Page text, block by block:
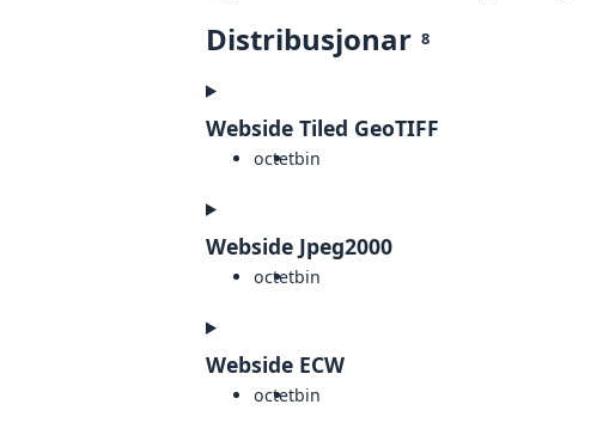
Distribusjonar 8
Webside Tiled GeoTIFF
octetbin
Webside Jpeg2000
octetbin
Webside ECW
octetbin